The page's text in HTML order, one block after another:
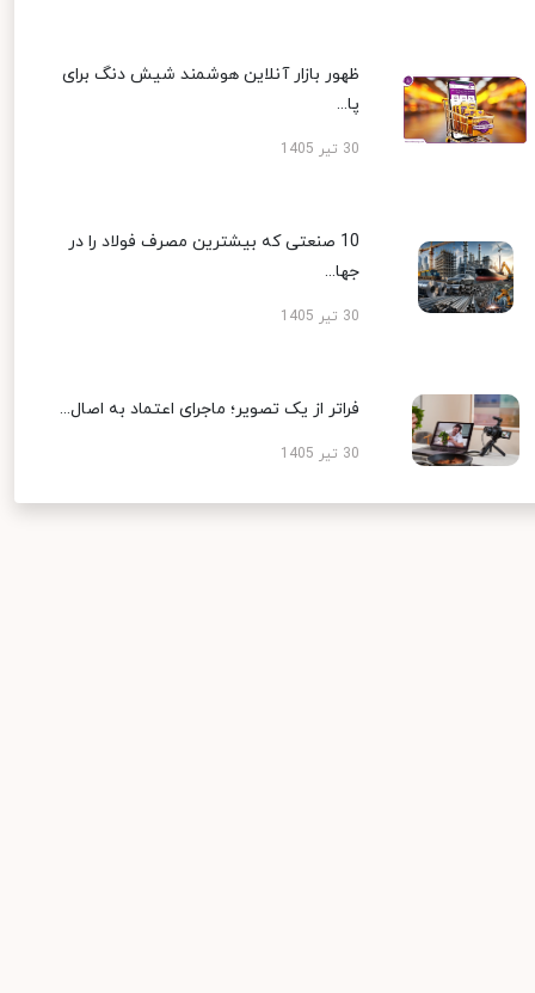
ظهور بازار آنلاین هوشمند شیش دنگ برای
پا...
30 تیر 1405
10 صنعتی که بیشترین مصرف فولاد را در
جها...
30 تیر 1405
فراتر از یک تصویر؛ ماجرای اعتماد به اصال...
30 تیر 1405